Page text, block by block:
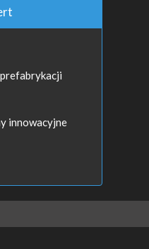
innowacyjne